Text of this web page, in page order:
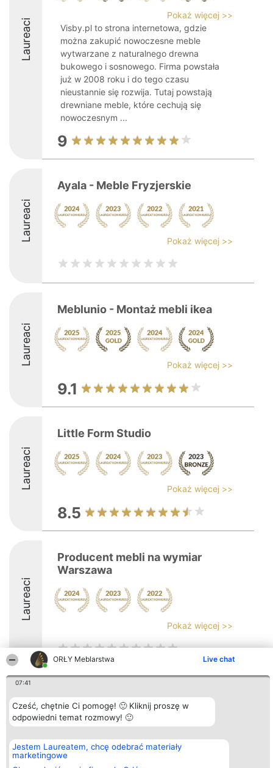
ORŁY Meblarstwa Live chat
07:41
Cześć, chętnie Ci pomogę! 🙂 Kliknij proszę w
odpowiedni temat rozmowy! 🙂
Jestem Laureatem, chcę odebrać materiały
marketingowe
Laureaci
Pokaż więcej >>
Visby.pl to strona internetowa, gdzie
można zakupić nowoczesne meble
wytwarzane z naturalnego drewna
bukowego i sosnowego. Firma powstała
już w 2008 roku i do tego czasu
nieustannie się rozwija. Tutaj powstają
drewniane meble, które cechują się
nowoczesnym ...
9
Laureaci
Ayala - Meble Fryzjerskie
Pokaż więcej >>
Laureaci
Meblunio - Montaż mebli ikea
Pokaż więcej >>
9.1
Laureaci
Little Form Studio
Pokaż więcej >>
8.5
Laureaci
Producent mebli na wymiar
Warszawa
Pokaż więcej >>
Bright Side Solutions sp. z o.
o. sp. k.
ul. Ruska 22
Wrocław 50-079
381313360 | NIP 8943132676
+48 508 492 400
Laureaci
Lista
wszystkich
Laureatów
Regulamin
Prywatności